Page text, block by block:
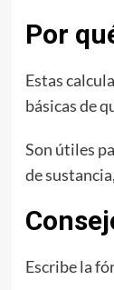
Por
Estas
básicas de
Son útiles
de
Escribe la